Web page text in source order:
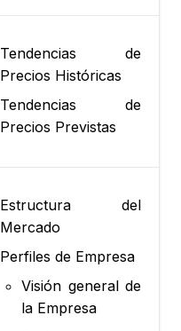
Tendencias de
Precios Históricas
Tendencias de
Precios Previstas
Estructura del
Mercado
Perfiles de Empresa
Visión general de
la Empresa